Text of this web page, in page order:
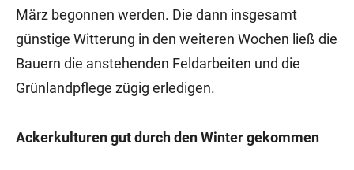
März begonnen werden. Die dann insgesamt
günstige Witterung in den weiteren Wochen ließ die
Bauern die anstehenden Feldarbeiten und die
Grünlandpflege zügig erledigen.
Ackerkulturen gut durch den Winter gekommen